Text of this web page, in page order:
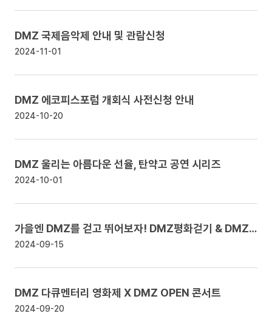
DMZ 국제음악제 안내 및 관람신청
2024-11-01
DMZ 에코피스포럼 개회식 사전신청 안내
2024-10-20
DMZ 울리는 아름다운 선율, 탄약고 공연 시리즈
2024-10-01
가을엔 DMZ를 걷고 뛰어보자! DMZ평화걷기 & DMZ평화마라톤 안내
2024-09-15
DMZ 다큐멘터리 영화제 X DMZ OPEN 콘서트
2024-09-20